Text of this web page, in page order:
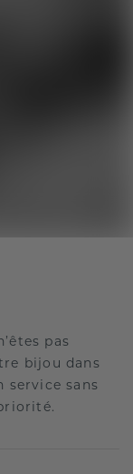
pas
bijou dans
service sans